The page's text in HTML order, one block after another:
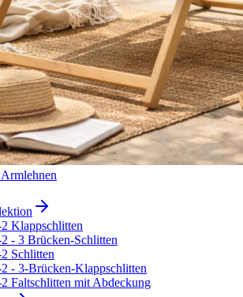
Klappschlitten
- 3 Brücken-Schlitten
Schlitten
- 3-Brücken-Klappschlitten
Faltschlitten mit Abdeckung